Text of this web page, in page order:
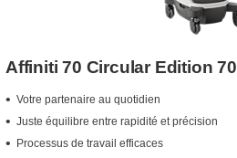
Affiniti 70 Circular Edition 70
Votre partenaire au quotidien
Juste équilibre entre rapidité et précision
Processus de travail efficaces